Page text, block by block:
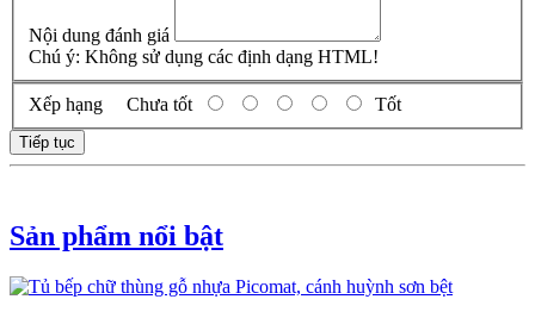
Nội dung đánh giá
Chú ý: Không sử dụng các định dạng HTML!
Xếp hạng Chưa tốt Tốt
Tiếp tục
Sản phẩm nổi bật